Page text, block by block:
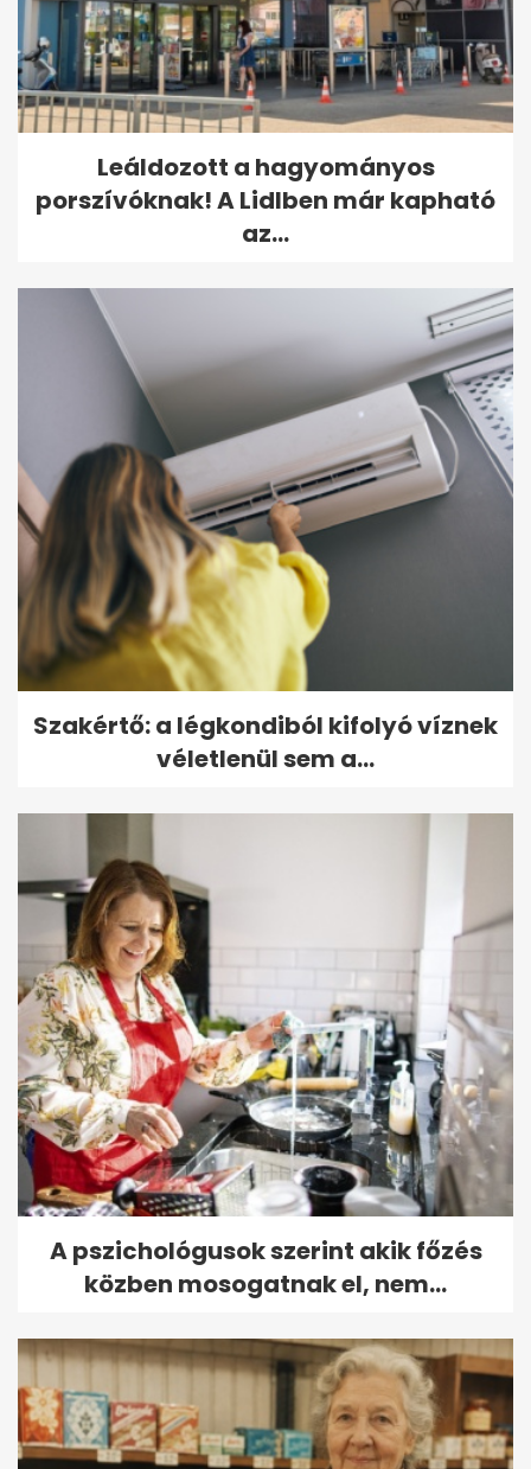
Leáldozott a hagyományos
porszívóknak! A Lidlben már kapható
az...
Szakértő: a légkondiból kifolyó víznek
véletlenül sem a...
A pszichológusok szerint akik főzés
közben mosogatnak el, nem...